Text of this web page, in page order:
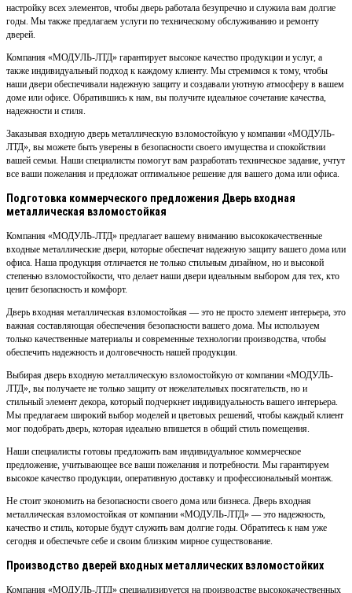
настройку всех элементов, чтобы дверь работала безупречно и служила вам долгие
годы. Мы также предлагаем услуги по техническому обслуживанию и ремонту
дверей.
Компания «МОДУЛЬ-ЛТД» гарантирует высокое качество продукции и услуг, а
также индивидуальный подход к каждому клиенту. Мы стремимся к тому, чтобы
наши двери обеспечивали надежную защиту и создавали уютную атмосферу в вашем
доме или офисе. Обратившись к нам, вы получите идеальное сочетание качества,
надежности и стиля.
Заказывая входную дверь металлическую взломостойкую у компании «МОДУЛЬ-
ЛТД», вы можете быть уверены в безопасности своего имущества и спокойствии
вашей семьи. Наши специалисты помогут вам разработать техническое задание, учтут
все ваши пожелания и предложат оптимальное решение для вашего дома или офиса.
Подготовка коммерческого предложения Дверь входная
металлическая взломостойкая
Компания «МОДУЛЬ-ЛТД» предлагает вашему вниманию высококачественные
входные металлические двери, которые обеспечат надежную защиту вашего дома или
офиса. Наша продукция отличается не только стильным дизайном, но и высокой
степенью взломостойкости, что делает наши двери идеальным выбором для тех, кто
ценит безопасность и комфорт.
Дверь входная металлическая взломостойкая — это не просто элемент интерьера, это
важная составляющая обеспечения безопасности вашего дома. Мы используем
только качественные материалы и современные технологии производства, чтобы
обеспечить надежность и долговечность нашей продукции.
Выбирая дверь входную металлическую взломостойкую от компании «МОДУЛЬ-
ЛТД», вы получаете не только защиту от нежелательных посягательств, но и
стильный элемент декора, который подчеркнет индивидуальность вашего интерьера.
Мы предлагаем широкий выбор моделей и цветовых решений, чтобы каждый клиент
мог подобрать дверь, которая идеально впишется в общий стиль помещения.
Наши специалисты готовы предложить вам индивидуальное коммерческое
предложение, учитывающее все ваши пожелания и потребности. Мы гарантируем
высокое качество продукции, оперативную доставку и профессиональный монтаж.
Не стоит экономить на безопасности своего дома или бизнеса. Дверь входная
металлическая взломостойкая от компании «МОДУЛЬ-ЛТД» — это надежность,
качество и стиль, которые будут служить вам долгие годы. Обратитесь к нам уже
сегодня и обеспечьте себе и своим близким мирное существование.
Производство дверей входных металлических взломостойких
Компания «МОДУЛЬ-ЛТД» специализируется на производстве высококачественных